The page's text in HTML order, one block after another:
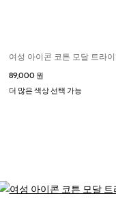
여성 아이콘 코튼 모달 트라
89,000 원
더 많은 색상 선택 가능